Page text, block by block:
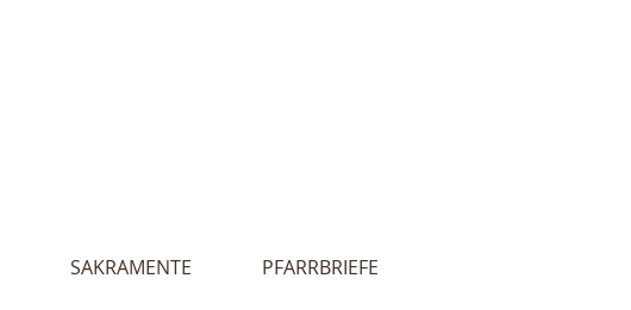
SAKRAMENTE PFARRBRIEFE